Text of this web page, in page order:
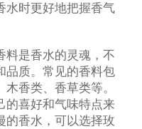
水时更好地把握香气
料是香水的灵魂，不
品质。常见的香料包
香类、香草类等。
的喜好和气味特点来
的香水，可以选择玫